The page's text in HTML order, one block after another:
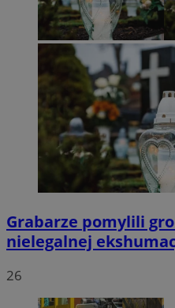
Grabarze pomylili
nielegalnej
26